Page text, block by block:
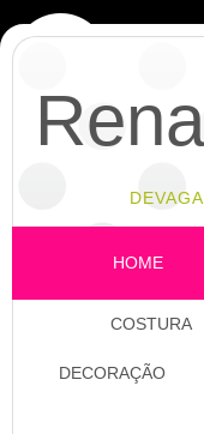
HOME
COSTURA
DECORAÇÃO